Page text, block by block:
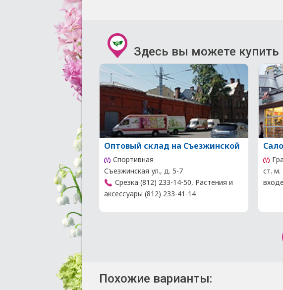
Здесь вы можете
Оптовый склад на Съезжинской
Спортивная
Съезжинская ул., д. 5-7
Срезка (812) 233-14-50, Растения и
аксессуары (812) 233-41-14
ст. м.
Похожие варианты: